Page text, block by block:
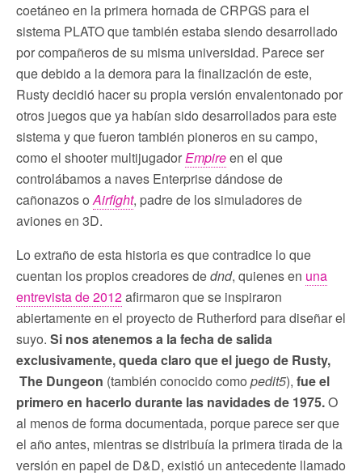
coetáneo en la primera hornada de CRPGS para el
sistema PLATO que también estaba siendo desarrollado
por compañeros de su misma universidad. Parece ser
que debido a la demora para la finalización de este,
Rusty decidió hacer su propia versión envalentonado por
otros juegos que ya habían sido desarrollados para este
sistema y que fueron también pioneros en su campo,
como el shooter multijugadorEmpireen el que
controlábamos a naves Enterprise dándose de
cañonazos oAirfight, padre de los simuladores de
aviones en 3D.
Lo extraño de esta historia es que contradice lo que
cuentan los propios creadores dednd, quienes en una
entrevista de 2012afirmaron que se inspiraron
abiertamente en el proyecto de Rutherford para diseñar el
suyo. Si nos atenemos a la fecha de salida
exclusivamente, queda claro que el juego de Rusty,
The Dungeon (también conocido como pedit5), fue el
primero en hacerlo durante las navidades de 1975.O
al menos de forma documentada, porque parece ser que
el año antes, mientras se distribuía la primera tirada de la
versión en papel de D&D, existió un antecedente llamado